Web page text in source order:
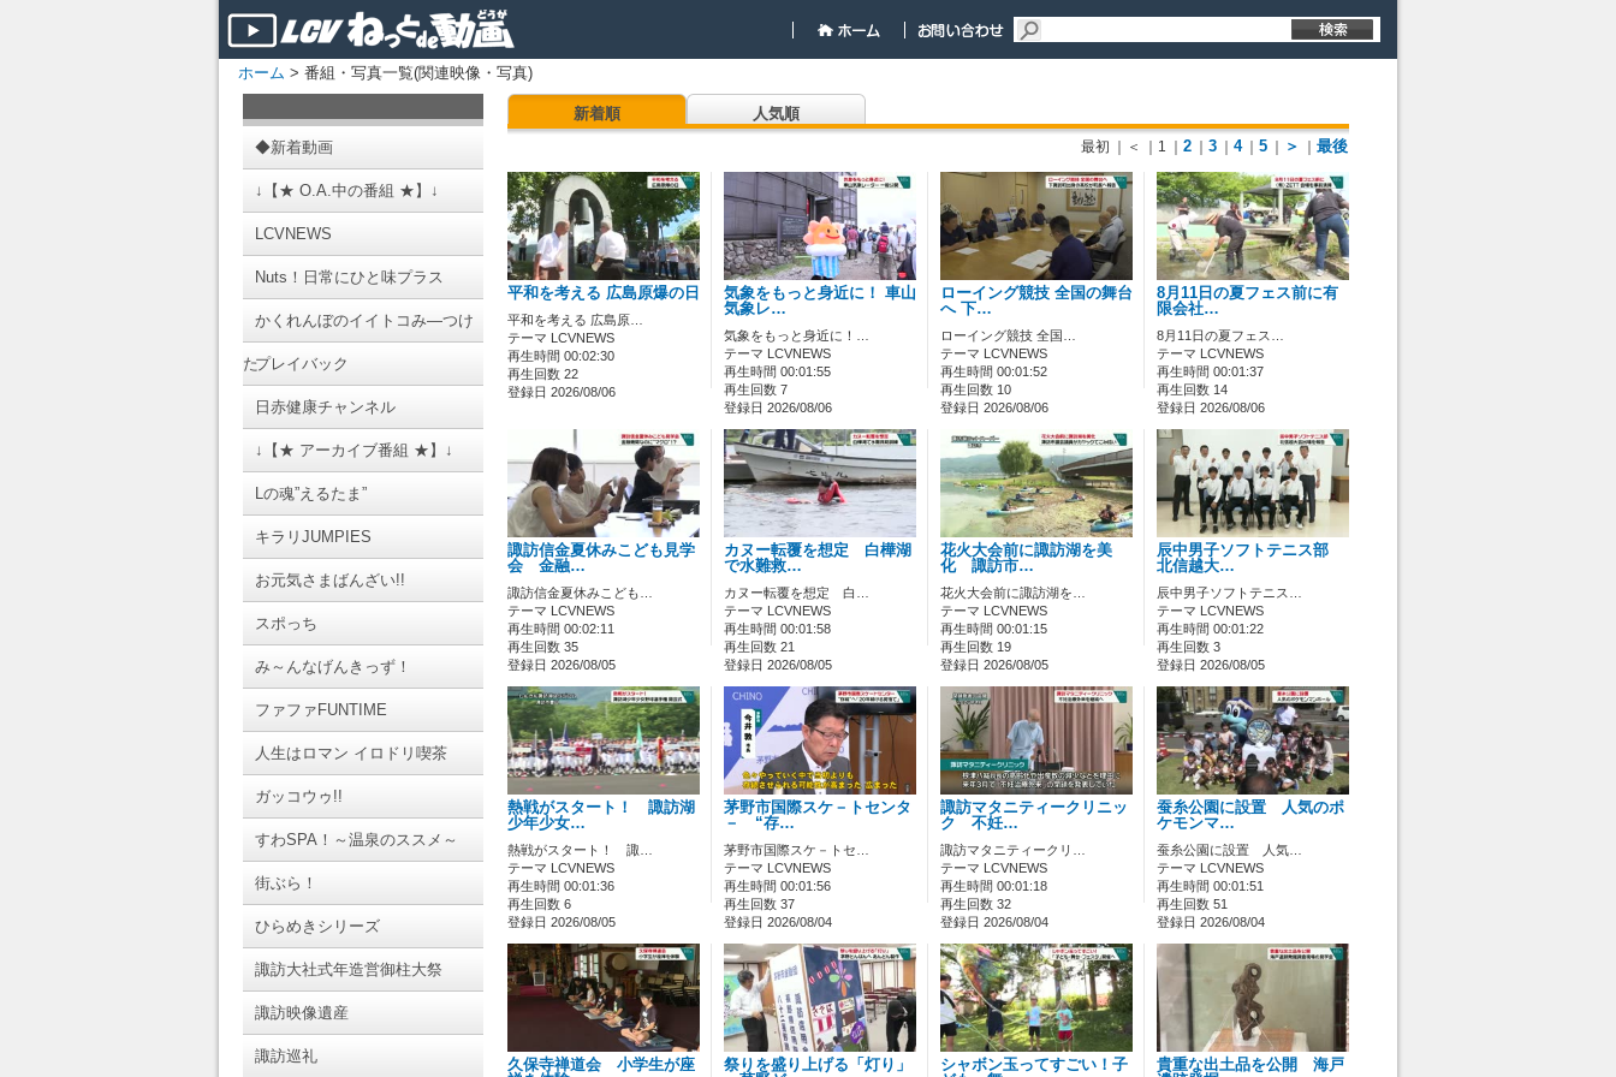
ホーム > 番組・写真一覧(関連映像・写真)
◆新着動画
↓【★ O.A.中の番組 ★】↓
LCVNEWS
Nuts！日常にひと味プラス
かくれんぼのイイトコみ―つけ
たプレイバック
日赤健康チャンネル
↓【★ アーカイブ番組 ★】↓
Lの魂”えるたま”
キラリJUMPIES
お元気さまばんざい!!
スポっち
み～んなげんきっず！
ファファFUNTIME
人生はロマン イロドリ喫茶
ガッコウゥ!!
すわSPA！～温泉のススメ～
街ぶら！
ひらめきシリーズ
諏訪大社式年造営御柱大祭
諏訪映像遺産
諏訪巡礼
新着順 人気順
最初 ｜＜ ｜1 2 3 4 5 ＞ 最後
平和を考える 広島原爆の日
平和を考える 広島原…
テーマ LCVNEWS
再生時間 00:02:30
再生回数 22
登録日 2026/08/06
気象をもっと身近に！ 車山
気象レ…
気象をもっと身近に！…
テーマ LCVNEWS
再生時間 00:01:55
再生回数 7
登録日 2026/08/06
ローイング競技 全国の舞台
へ 下…
ローイング競技 全国…
テーマ LCVNEWS
再生時間 00:01:52
再生回数 10
登録日 2026/08/06
8月11日の夏フェス前に有
限会社…
8月11日の夏フェス…
テーマ LCVNEWS
再生時間 00:01:37
再生回数 14
登録日 2026/08/06
諏訪信金夏休みこども見学
会 金融…
諏訪信金夏休みこども…
テーマ LCVNEWS
再生時間 00:02:11
再生回数 35
登録日 2026/08/05
カヌー転覆を想定 白樺湖
で水難救…
カヌー転覆を想定 白…
テーマ LCVNEWS
再生時間 00:01:58
再生回数 21
登録日 2026/08/05
花火大会前に諏訪湖を美
化 諏訪市…
花火大会前に諏訪湖を…
テーマ LCVNEWS
再生時間 00:01:15
再生回数 19
登録日 2026/08/05
辰中男子ソフトテニス部
北信越大…
辰中男子ソフトテニス…
テーマ LCVNEWS
再生時間 00:01:22
再生回数 3
登録日 2026/08/05
熱戦がスタート！ 諏訪湖
少年少女…
熱戦がスタート！ 諏…
テーマ LCVNEWS
再生時間 00:01:36
再生回数 6
登録日 2026/08/05
茅野市国際スケ－トセンタ
－ “存…
茅野市国際スケ－トセ…
テーマ LCVNEWS
再生時間 00:01:56
再生回数 37
登録日 2026/08/04
諏訪マタニティークリニッ
ク 不妊…
諏訪マタニティークリ…
テーマ LCVNEWS
再生時間 00:01:18
再生回数 32
登録日 2026/08/04
蚕糸公園に設置 人気のポ
ケモンマ…
蚕糸公園に設置 人気…
テーマ LCVNEWS
再生時間 00:01:51
再生回数 51
登録日 2026/08/04
久保寺禅道会 小学生が座
祭りを盛り上げる「灯り」
シャボン玉ってすごい！子
貴重な出土品を公開 海戸